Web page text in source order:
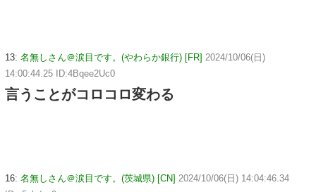
13: 名無しさん＠涙目です。(やわらか銀行) [FR] 2024/10/06(日)
14:00:44.25 ID:4Bqee2Uc0
言うことがコロコロ変わる
16: 名無しさん＠涙目です。(茨城県) [CN] 2024/10/06(日) 14:04:46.34